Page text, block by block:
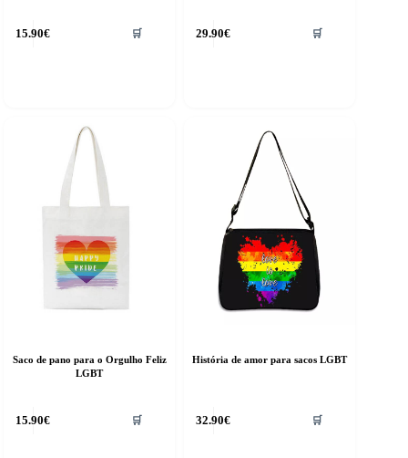
15.90€ 🛒 29.90€ 🛒
Saco de pano para o Orgulho Feliz
LGBT
15.90€ 🛒
História de amor para sacos LGBT
32.90€ 🛒